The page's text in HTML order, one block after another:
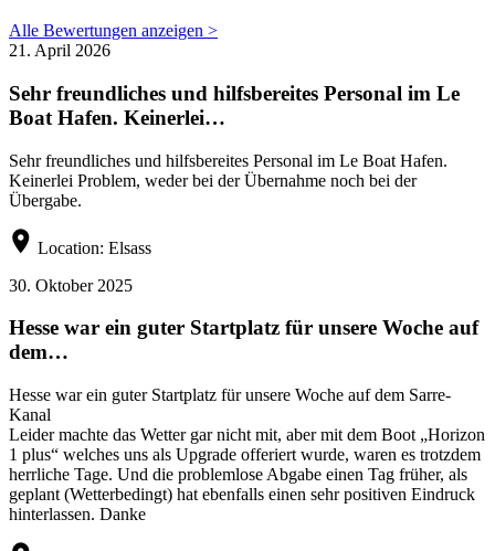
Alle Bewertungen anzeigen >
21. April 2026
Sehr freundliches und hilfsbereites Personal im Le
Boat Hafen. Keinerlei…
Sehr freundliches und hilfsbereites Personal im Le Boat Hafen.
Keinerlei Problem, weder bei der Übernahme noch bei der
Übergabe.
Location: Elsass
30. Oktober 2025
Hesse war ein guter Startplatz für unsere Woche auf
dem…
Hesse war ein guter Startplatz für unsere Woche auf dem Sarre-
Kanal
Leider machte das Wetter gar nicht mit, aber mit dem Boot „Horizon
1 plus“ welches uns als Upgrade offeriert wurde, waren es trotzdem
herrliche Tage. Und die problemlose Abgabe einen Tag früher, als
geplant (Wetterbedingt) hat ebenfalls einen sehr positiven Eindruck
hinterlassen. Danke